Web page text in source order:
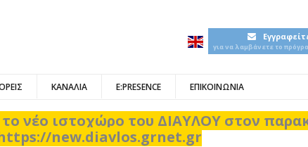
για να λαμβάνετε το
ΚΑΝΑΛΙΑ E:PRESENCE ΕΠΙΚΟΙΝΩΝΙΑ
νέο ιστοχώρο του ΔΙΑΥΛΟΥ στον
new.diavlos.grnet.gr